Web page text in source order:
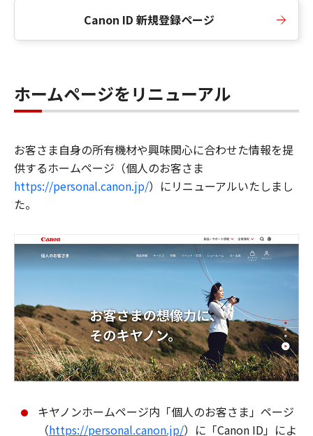
Canon ID 新規登録ページ
ホームページをリニューアル
お客さま自身の所有機材や興味関心に合わせた情報を提
供するホームページ（個人のお客さま
https://personal.canon.jp/）にリニューアルいたしまし
た。
キヤノンホームページ内「個人のお客さま」ページ
（https://personal.canon.jp/）に「Canon ID」によ